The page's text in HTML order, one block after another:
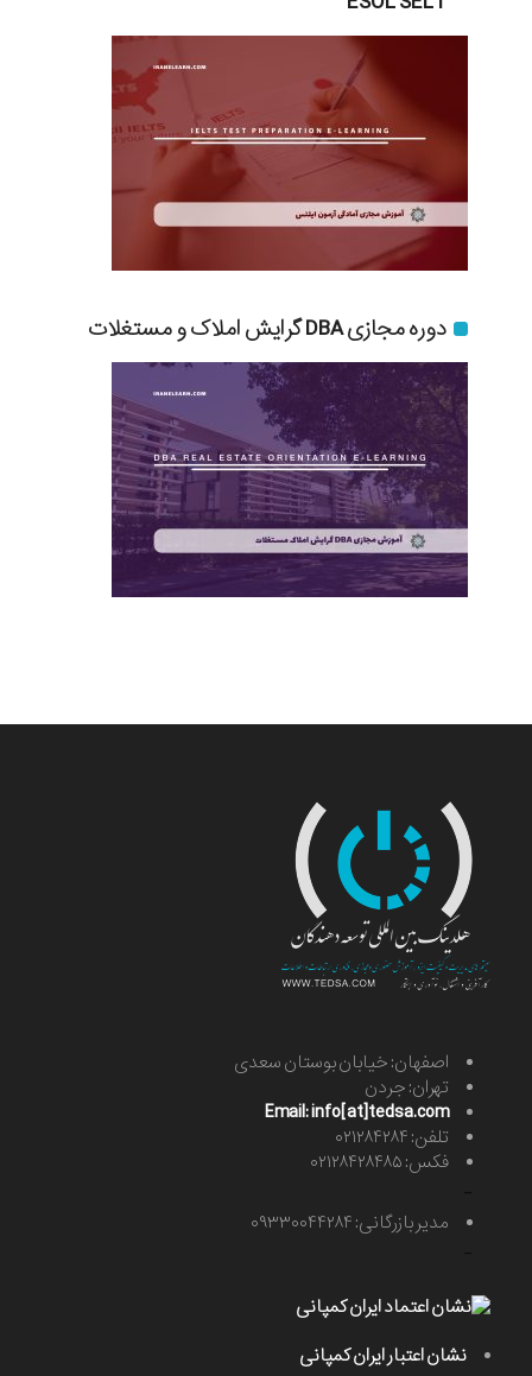
دوره مجازی DBA گرایش املاک و مستغلات
اصفهان: خیابان بوستان سعدی
تهران: جردن
Email: info[at]tedsa.com
تلفن: ۰۲۱۲۸۴۲۸۴
فکس: ۰۲۱۲۸۴۲۸۴۸۵
مدیر بازرگانی: ۰۹۳۳۰۰۴۴۲۸۴
نشان اعتبار ایران کمپانی